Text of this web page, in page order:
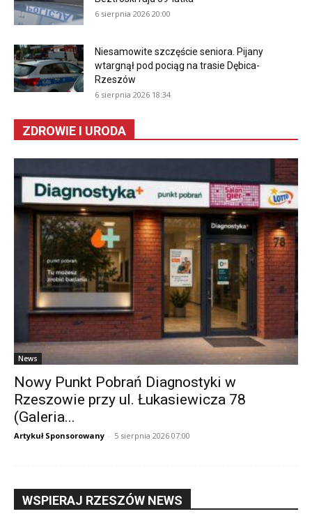
6 sierpnia 2026 20:00
Niesamowite szczęście seniora. Pijany
wtargnął pod pociąg na trasie Dębica-
Rzeszów
6 sierpnia 2026 18:34
ZDROWIE I URODA
News
Nowy Punkt Pobrań Diagnostyki w
Rzeszowie przy ul. Łukasiewicza 78
(Galeria...
Artykuł Sponsorowany - 5 sierpnia 2026 07:00
WSPIERAJ RZESZÓW NEWS